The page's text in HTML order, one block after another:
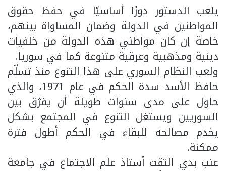
يلعب الدستور دورًا أساسيًا في حفظ حقوق
المواطنين في الدولة وضمان المساواة بينهم،
خاصة إن كان مواطني هذه الدولة من خلفيات
دينية ومذهبية وعرقية متنوعة كما في سوريا.
ولعب النظام السوري على هذا التنوع منذ تسلّم
حافظ الأسد سدة الحكم في عام 1971، والذي
حاول على مدى سنوات طويلة أن يفرّق بين
السوريين ويستغل التنوع في المجتمع بشكل
يخدم مصالحه للبقاء في الحكم أطول فترة
ممكنة.
عنب بدي التقت أستاذ علم الاجتماع في جامعة